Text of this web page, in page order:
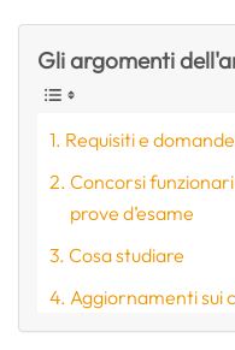
Gli argomenti
Requisiti e
Concorsi
prove d’esame
Cosa studiare
Aggiornamenti sui